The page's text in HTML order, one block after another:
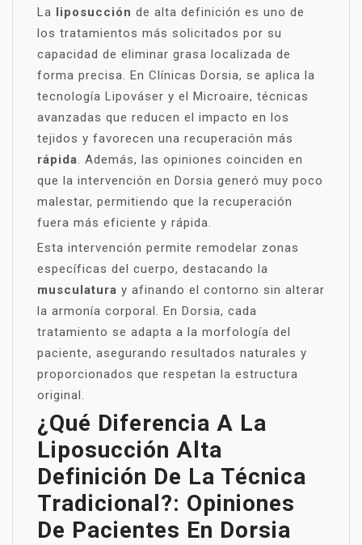
La
liposucción de alta definición es uno de
los tratamientos más solicitados por su
capacidad de eliminar grasa localizada de
forma precisa. En Clínicas Dorsia, se aplica la
tecnología Lipováser y el Microaire, técnicas
avanzadas que reducen el impacto en los
tejidos y favorecen una recuperación más
rápida. Además, las opiniones coinciden en
que la intervención en Dorsia generó muy poco
malestar, permitiendo que la recuperación
fuera más eficiente y rápida.
Esta intervención permite remodelar zonas
específicas del cuerpo, destacando la
musculatura y afinando el contorno sin alterar
la armonía corporal. En Dorsia, cada
tratamiento se adapta a la morfología del
paciente, asegurando resultados naturales y
proporcionados que respetan la estructura
original.
¿Qué Diferencia A La
Liposucción Alta
Definición De La Técnica
Tradicional?: Opiniones
De Pacientes En Dorsia